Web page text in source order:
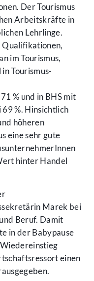
Der Tourismus
Arbeitskräfte in
Lehrlinge.
Qualifikationen,
im Tourismus,
Tourismus-
% und in BHS mit
%. Hinsichtlich
höheren
eine sehr gute
hinter Handel
Marek bei
Beruf. Damit
in der Babypause
einen